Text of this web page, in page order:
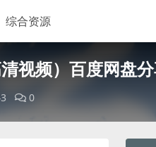
综合资源
视频）百度网盘
0